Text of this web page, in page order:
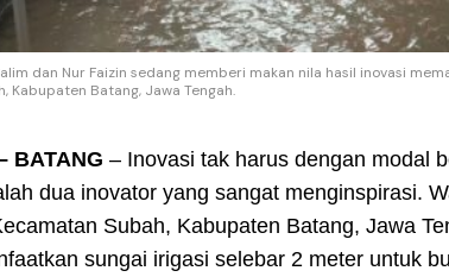
dan Nur Faizin sedang memberi makan nila hasil inovasi
Kabupaten Batang, Jawa Tengah.
BATANG – Inovasi tak harus dengan modal
dua inovator yang sangat menginspirasi.
Subah, Kabupaten Batang, Jawa
sungai irigasi selebar 2 meter untuk